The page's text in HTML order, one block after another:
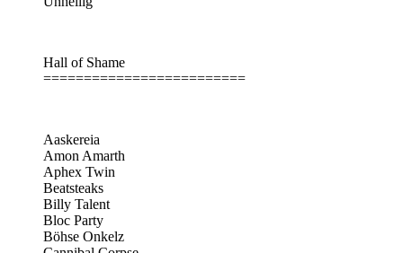
Hall of Shame
=========================
Aaskereia
Amon Amarth
Aphex Twin
Beatsteaks
Billy Talent
Bloc Party
Böhse Onkelz